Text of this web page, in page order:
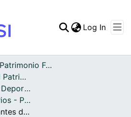
Log In
Archivo del Patrimonio Fotográfico y Fílmico del Valle del Cauca
Fondo Archivo del Patrimonio Fotográfico y Fílmico del Valle del Cauca
La Educación y el Deporte
APFFVC - Escenarios - Patrimonial
Equipo posando antes del partido Caldas Vs Junior F